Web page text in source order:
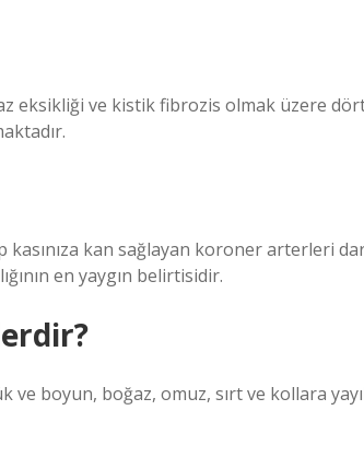
ve kistik fibrozis olmak üzere dört
kan sağlayan koroner arterleri
en yaygın belirtisidir.
boyun, boğaz, omuz, sırt ve kollara